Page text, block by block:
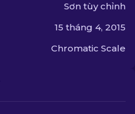
Sơn tùy chỉnh
15 tháng 4, 2015
Chromatic Scale